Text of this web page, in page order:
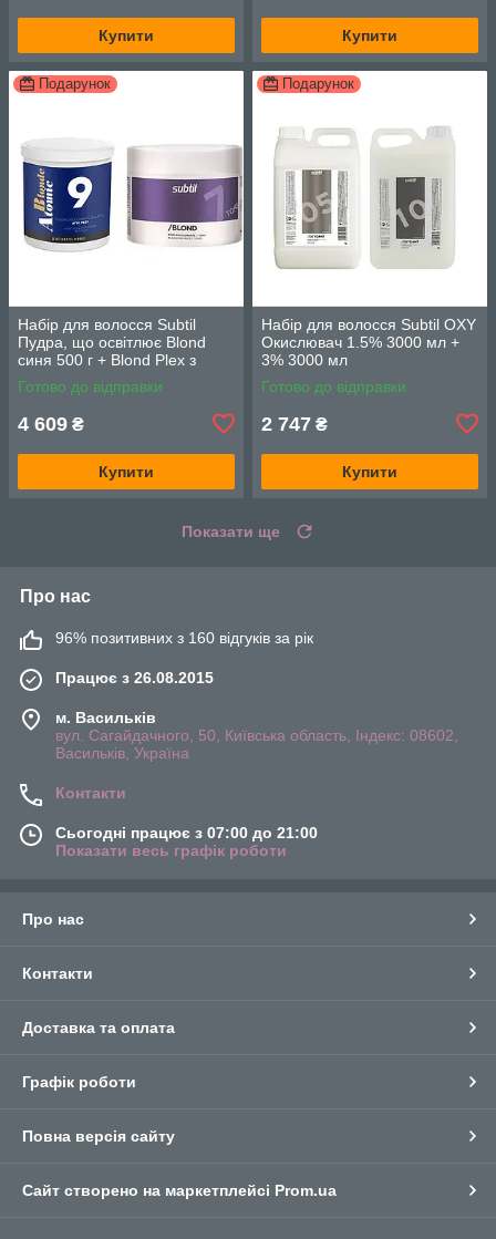
Купити Купити
Подарунок
Набір для волосся Subtil
Пудра, що освітлює Blond
синя 500 г + Blond Plex з
ментолом фіолетова 500 г
Готово до відправки
4 609 ₴
Купити
Подарунок
Набір для волосся Subtil OXY
Окислювач 1.5% 3000 мл +
3% 3000 мл
Готово до відправки
2 747 ₴
Купити
Показати ще
Про нас
96% позитивних з 160 відгуків за рік
Працює з 26.08.2015
м. Васильків
вул. Сагайдачного, 50, Київська область, Індекс: 08602,
Васильків, Україна
Контакти
Сьогодні працює з 07:00 до 21:00
Показати весь графік роботи
Про нас
Контакти
Доставка та оплата
Графік роботи
Повна версія сайту
Сайт створено на маркетплейсі Prom.ua